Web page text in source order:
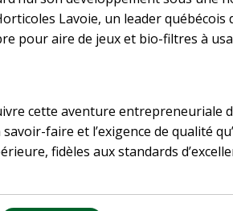
Lavoie, un leader
pour aire de jeux et bio-filtres à
cette aventure entrepreneuriale
faire et l’exigence de qualité
fidèles aux standards